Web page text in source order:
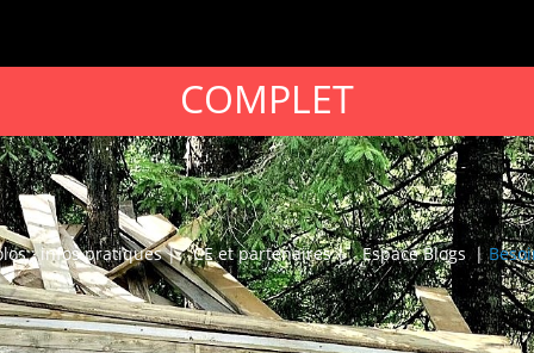
: infos pratiques | CE et partenaires | Espace Blogs |
COMPLET